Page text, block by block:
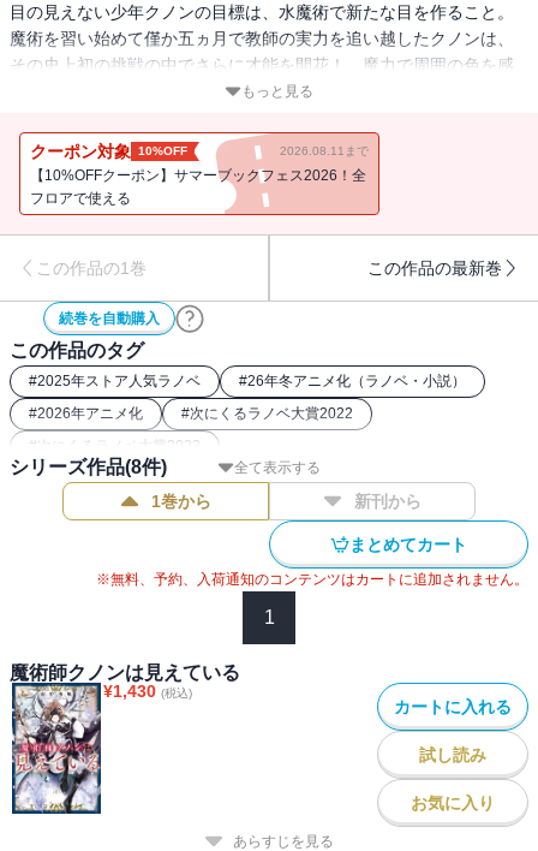
目の見えない少年クノンの目標は、水魔術で新たな目を作ること。
魔術を習い始めて僅か五ヵ月で教師の実力を追い越したクノンは、
その史上初の挑戦の中でさらに才能を開花！ 魔力で周囲の色を感
知したり、水魔術の応用で懐炉や湿布を作ったり、初級魔術だけで
どで、クノンは実力を買われ、最高の腕を持つ魔技師の弟子になる
ことに!? 好奇心で世界を切り拓く、天才少年の発明ファンタジー！
【連載7カ月で堂々3500万PV突破の超話題作が、満を持して登
もっと見る
クーポン対象 10%OFF 2026.08.11まで
【10%OFFクーポン】サマーブックフェス2026！全
フロアで使える
この作品の1巻 この作品の最新巻
続巻を自動購入
この作品のタグ
#2025年ストア人気ラノベ #26年冬アニメ化（ラノベ・小説）
#2026年アニメ化 #次にくるラノベ大賞2022
#次にくるラノベ大賞2023
全て表示する
シリーズ作品(8件)
1巻から 新刊から
まとめてカート
※無料、予約、入荷通知のコンテンツはカートに追加されません。
1
魔術師クノンは見えている
¥1,430 (税込)
カートに入れる
試し読み
お気に入り
あらすじを見る